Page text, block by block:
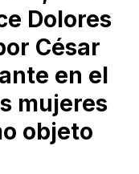
Dolores
César
en el
mujeres
objeto